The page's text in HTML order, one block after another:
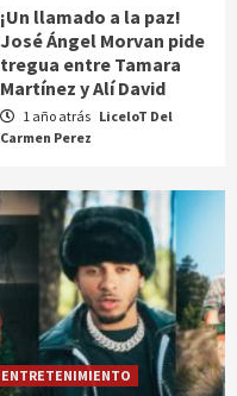
¡Un llamado a la paz!
José Ángel Morvan pide
tregua entre Tamara
Martínez y Alí David
1 año atrás LiceloT Del
Carmen Perez
ENTRETENIMIENTO